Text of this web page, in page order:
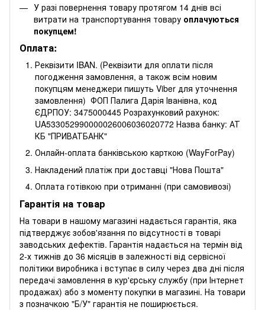
У разі повернення товару протягом 14 днів всі
витрати на транспортування товару оплачуються
покупцем!
Оплата:
Реквізити IBAN. (Реквізити для оплати після
погодження замовлення, а також всім новим
покупцям менеджери пишуть Viber для уточнення
замовлення) ФОП Палига Дарія Іванівна, код
ЄДРПОУ: 3475000445 Розрахунковий рахунок:
UA533052990000026006036020772 Назва банку: АТ
КБ "ПРИВАТБАНК"
Онлайн-оплата банківською карткою (WayForPay)
Накладений платіж при доставці "Нова Пошта"
Оплата готівкою при отриманні (при самовивозі)
Гарантія на товар
На товари в нашому магазині надається гарантія, яка
підтверджує зобов'язання по відсутності в товарі
заводських дефектів. Гарантія надається на термін від
2-х тижнів до 36 місяців в залежності від сервісної
політики виробника і вступає в силу через два дні після
передачі замовлення в кур'єрську службу (при Інтернет
продажах) або з моменту покупки в магазині. На товари
з позначкою "Б/У" гарантія не поширюється.